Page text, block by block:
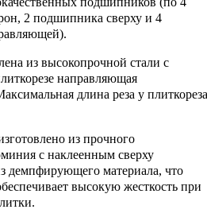
2 подшипника сверху и 4
из высокопрочной стали с
направляющая
длина реза у плиткореза
из прочного
с наклеенным сверху
демпфирующего материала, что
высокую жесткость при